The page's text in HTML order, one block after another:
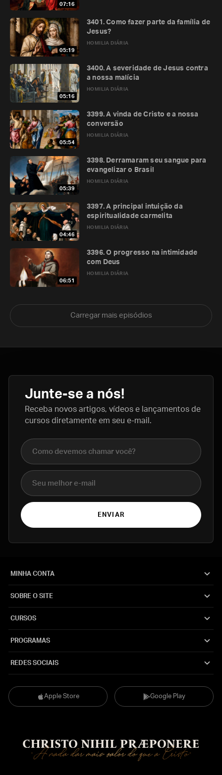
07:16
05:19
HOMILIA DIÁRIA
3401. Como fazer parte da família de
Jesus?
05:16
HOMILIA DIÁRIA
3400. A severidade de Jesus contra
a nossa malícia
05:54
HOMILIA DIÁRIA
3399. A vinda de Cristo e a nossa
conversão
05:39
HOMILIA DIÁRIA
3398. Derramaram seu sangue para
evangelizar o Brasil
04:46
HOMILIA DIÁRIA
3397. A principal intuição da
espiritualidade carmelita
06:51
HOMILIA DIÁRIA
3396. O progresso na intimidade
com Deus
Carregar mais episódios
Junte-se a nós!
Receba novos artigos, vídeos e lançamentos de
cursos diretamente em seu e-mail.
Nome completo
E-mail
ENVIAR
Apple Store Google Play
MINHA CONTA
SOBRE O SITE
CURSOS
PROGRAMAS
REDES SOCIAIS